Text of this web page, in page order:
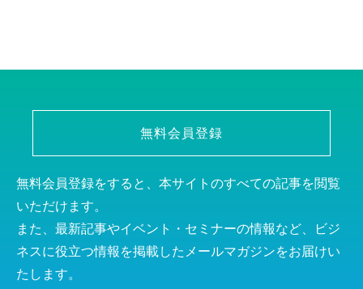
無料会員登録
無料会員登録をすると、本サイトのすべての記事を閲覧
いただけます。
また、最新記事やイベント・セミナーの情報など、ビジ
ネスに役立つ情報を掲載したメールマガジンをお届けい
たします。